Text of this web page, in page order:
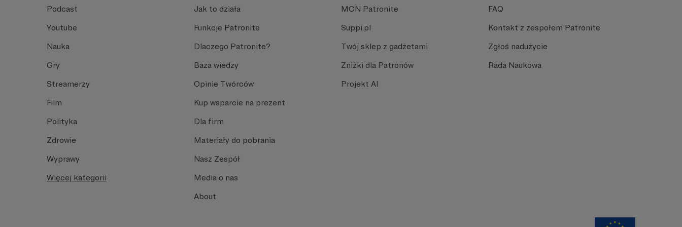
Podcast
Youtube
Nauka
Gry
Streamerzy
Film
Polityka
Zdrowie
Wyprawy
Więcej kategorii
Jak to działa
Funkcje Patronite
Dlaczego Patronite?
Baza wiedzy
Opinie Twórców
Kup wsparcie na prezent
Dla firm
Materiały do pobrania
Nasz Zespół
Media o nas
About
MCN Patronite
Suppi.pl
Twój sklep z gadżetami
Zniżki dla Patronów
Projekt AI
FAQ
Kontakt z zespołem Patronite
Zgłoś nadużycie
Rada Naukowa